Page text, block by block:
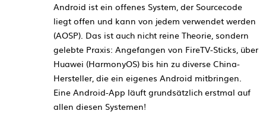
Android ist ein offenes System, der Sourcecode
liegt offen und kann von jedem verwendet werden
(AOSP). Das ist auch nicht reine Theorie, sondern
gelebte Praxis: Angefangen von FireTV-Sticks, über
Huawei (HarmonyOS) bis hin zu diverse China-
Hersteller, die ein eigenes Android mitbringen.
Eine Android-App läuft grundsätzlich erstmal auf
allen diesen Systemen!